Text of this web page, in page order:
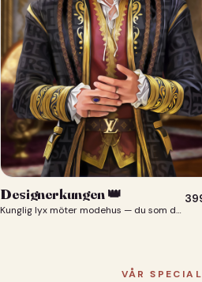
Designerkungen 👑
Kunglig lyx möter modehus — du som designerkung 👑
VÅR